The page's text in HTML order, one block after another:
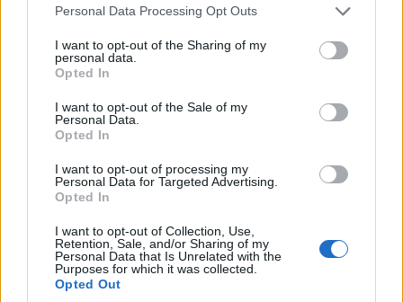
Personal Data Processing Opt Outs
I want to opt-out of the Sharing of my
personal data.
Opted In
I want to opt-out of the Sale of my
Personal Data.
Opted In
I want to opt-out of processing my
Personal Data for Targeted Advertising.
Opted In
I want to opt-out of Collection, Use,
Retention, Sale, and/or Sharing of my
Personal Data that Is Unrelated with the
Purposes for which it was collected.
Opted Out
VAI ALLA VERSIONE CLASSICA
Il materiale (testo, foto e video) consultabile in questo portale è di nostra proprietà.
Alcune foto (screenshot) ed articoli presenti su "Calciomercato Magazine" sono in parte